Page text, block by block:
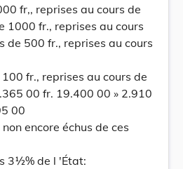
fr,, reprises au cours de
1000 fr., reprises au cours
de 500 fr., reprises au cours
fr., reprises au cours de
00 fr. 19.400 00 » 2.910
00
encore échus de ces
3½% de l 'État: